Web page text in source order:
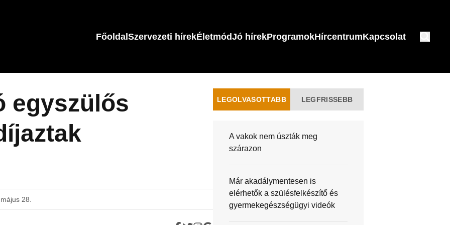
FőoldalSzervezeti hírekÉletmódJó hírekProgramokHírcentrumKapcsolat
egyszülős
28.
LEGOLVASOTTABB LEGFRISSEBB
A vakok nem úszták meg
szárazon
Már akadálymentesen is
elérhetők a szülésfelkészítő és
gyermekegészségügyi videók